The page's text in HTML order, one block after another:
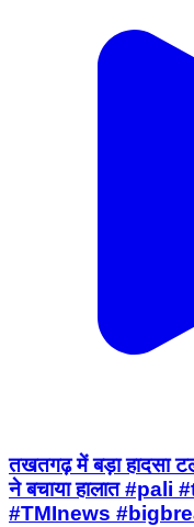
तखतगढ़ में बड़ा हादसा
ने बचाया हालात
#TMInews